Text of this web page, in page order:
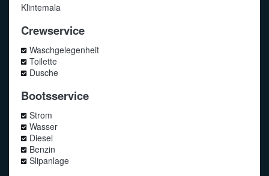
Klintemala
Crewservice
Waschgelegenheit
Toilette
Dusche
Bootsservice
Strom
Wasser
Diesel
Benzin
Slipanlage